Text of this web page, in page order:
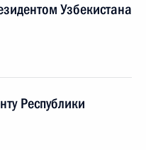
Узбекистана
Республики